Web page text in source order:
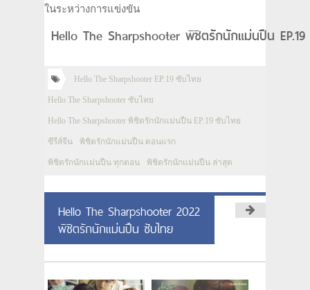
ในระหว่างการแข่งขัน
Hello The Sharpshooter พิชิตรักนักแม่นปืน
Hello The Sharpshooter EP.19 ซับไทย
Hello The Sharpshooter ซับไทย
Hello The Sharpshooter พิชิตรักนักแม่นปืน EP.19 ซับไทย
ซีรีส์จีน พิชิตรักนักแม่นปืน ตอนแรก
พิชิตรักนักแม่นปืน ทุกตอน พิชิตรักนักแม่นปืน ล่าสุด
Hello The Sharpshooter 2022
พิชิตรักนักแม่นปืน ซับไทย